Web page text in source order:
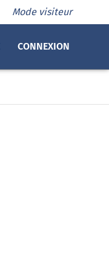
Mode visiteur
CONNEXION